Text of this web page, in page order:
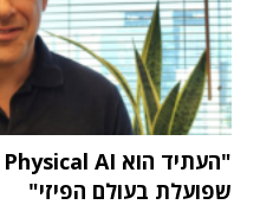
שפועלת בעולם הפיזי"